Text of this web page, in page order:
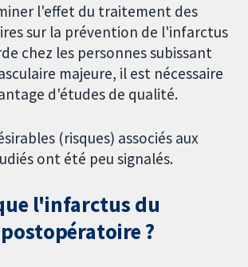
l'effet du traitement des
sur la prévention de l'infarctus
chez les personnes subissant
majeure, il est nécessaire
d'études de qualité.
(risques) associés aux
ont été peu signalés.
l'infarctus du
?